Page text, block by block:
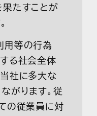
たすことが
用等の行為
る社会全体
社に多大な
がります。従
の従業員に対